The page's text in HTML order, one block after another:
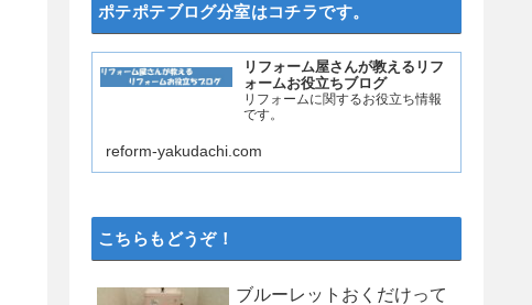
ポテポテブログ分室はコチラです。
リフォーム屋さんが教えるリフ
ォームお役立ちブログ
リフォームに関するお役立ち情報
です。
reform-yakudachi.com
こちらもどうぞ！
ブルーレットおくだけって